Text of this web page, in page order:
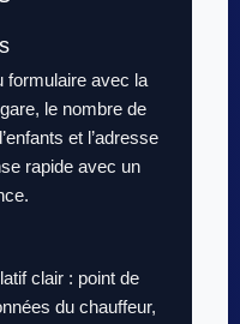
formulaire avec la
le nombre de
et l’adresse
rapide avec un
clair : point de
du chauffeur,